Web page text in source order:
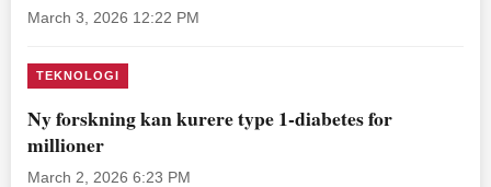
March 3, 2026 12:22 PM
TEKNOLOGI
Ny forskning kan kurere type 1-diabetes for
millioner
March 2, 2026 6:23 PM